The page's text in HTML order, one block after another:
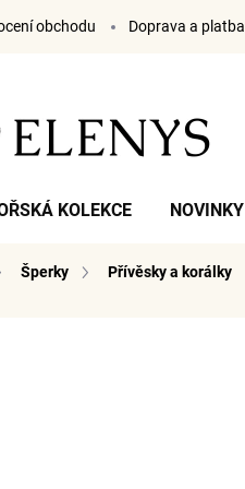
obchodu Doprava a platba
KOLEKCE NOVINKY
Šperky Přívěsky a korálky